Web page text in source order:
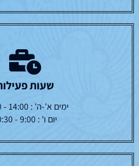
שעות
ימים א'-ה' : 14:00 - 19:00
יום ו' : 9:00 - 10:30